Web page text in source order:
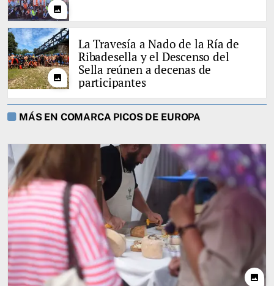
photo
photo
La Travesía a Nado de la Ría de
Ribadesella y el Descenso del
Sella reúnen a decenas de
participantes
MÁS EN COMARCA PICOS DE EUROPA
photo